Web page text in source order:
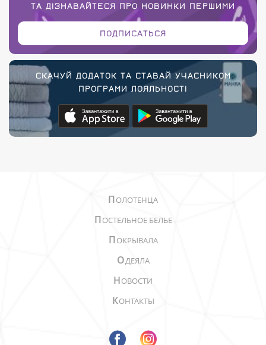
ТА ДІЗНАВАЙТЕСЯ ПРО НОВИНКИ ПЕРШИМИ
ПОДПИСАТЬСЯ
СКАЧУЙ ДОДАТОК ТА СТАВАЙ УЧАСНИКОМ
ПРОГРАМИ ЛОЯЛЬНОСТІ
ПОЛОТЕНЦА
ПОСТЕЛЬНОЕ БЕЛЬЕ
ПОКРЫВАЛА
ОДЕЯЛА
НОВОСТИ
КОНТАКТЫ